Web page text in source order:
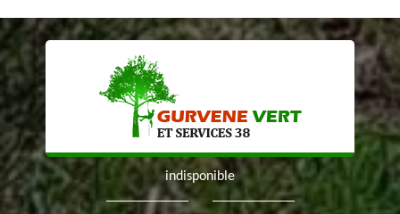
indisponible